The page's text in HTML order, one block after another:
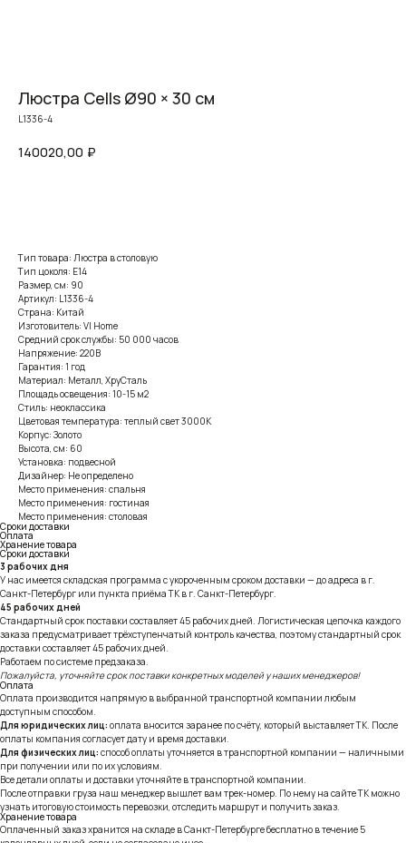
Люстра Cells Ø90 × 30 см
L1336-4
140020,00 ₽
Тип товара: Люстра в столовую
Тип цоколя: E14
Размер, см: 90
Артикул: L1336-4
Страна: Китай
Изготовитель: VI Home
Средний срок службы: 50 000 часов
Напряжение: 220В
Гарантия: 1 год
Материал: Металл, ХруСталь
Площадь освещения: 10-15 м2
Стиль: неоклассика
Цветовая температура: теплый свет 3000К
Корпус: Золото
Высота, см: 60
Установка: подвесной
Дизайнер: Не определено
Место применения: спальня
Место применения: гостиная
Место применения: столовая
Сроки доставки
Оплата
Хранение товара
Сроки доставки
3 рабочих дня
У нас имеется складская программа с укороченным сроком доставки — до адреса в г.
Санкт-Петербург или пункта приёма ТК в г. Санкт-Петербург.
45 рабочих дней
Стандартный срок поставки составляет 45 рабочих дней. Логистическая цепочка каждого
заказа предусматривает трёхступенчатый контроль качества, поэтому стандартный срок
доставки составляет 45 рабочих дней.
Работаем по системе предзаказа.
Пожалуйста, уточняйте срок поставки конкретных моделей у наших менеджеров!
Оплата
Оплата производится напрямую в выбранной транспортной компании любым
доступным способом.
Для юридических лиц: оплата вносится заранее по счёту, который выставляет ТК. После
оплаты компания согласует дату и время доставки.
Для физических лиц: способ оплаты уточняется в транспортной компании — наличными
при получении или по их условиям.
Все детали оплаты и доставки уточняйте в транспортной компании.
После отправки груза наш менеджер вышлет вам трек-номер. По нему на сайте ТК можно
узнать итоговую стоимость перевозки, отследить маршрут и получить заказ.
Хранение товара
Оплаченный заказ хранится на складе в Санкт-Петербурге бесплатно в течение 5